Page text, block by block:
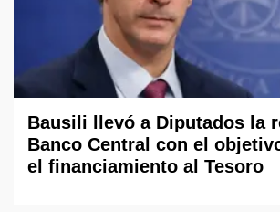
Bausili llevó a Diputados la
Banco Central con el
el financiamiento al Tesoro